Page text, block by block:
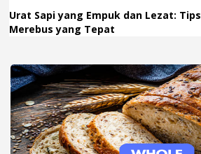
Urat Sapi yang Empuk dan Lezat: Tips
Merebus yang Tepat